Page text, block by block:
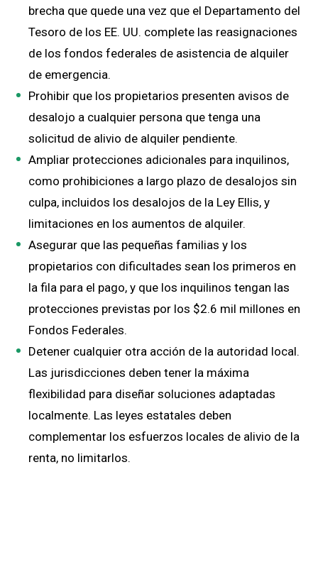
brecha que quede una vez que el Departamento del
Tesoro de los EE. UU. complete las reasignaciones
de los fondos federales de asistencia de alquiler
de emergencia.
Prohibir que los propietarios presenten avisos de
desalojo a cualquier persona que tenga una
solicitud de alivio de alquiler pendiente.
Ampliar protecciones adicionales para inquilinos,
como prohibiciones a largo plazo de desalojos sin
culpa, incluidos los desalojos de la Ley Ellis, y
limitaciones en los aumentos de alquiler.
Asegurar que las pequeñas familias y los
propietarios con dificultades sean los primeros en
la fila para el pago, y que los inquilinos tengan las
protecciones previstas por los $2.6 mil millones en
Fondos Federales.
Detener cualquier otra acción de la autoridad local.
Las jurisdicciones deben tener la máxima
flexibilidad para diseñar soluciones adaptadas
localmente. Las leyes estatales deben
complementar los esfuerzos locales de alivio de la
renta, no limitarlos.